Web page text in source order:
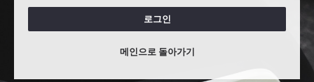
로그인
메인으로 돌아가기